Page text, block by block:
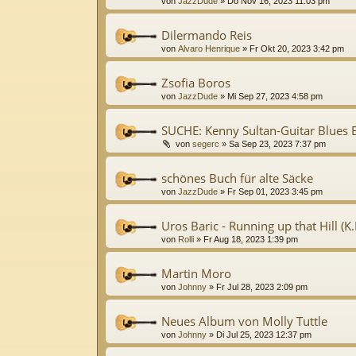
Dilermando Reis
von Alvaro Henrique » Fr Okt 20, 2023 3:42 pm
Zsofia Boros
von JazzDude » Mi Sep 27, 2023 4:58 pm
SUCHE: Kenny Sultan-Guitar Blues
vonsegerc »Sa Sep 23, 2023 7:37 pm
schönes Buch für alte Säcke
von JazzDude » Fr Sep 01, 2023 3:45 pm
Uros Baric - Running up that Hill
von Rolli » Fr Aug 18, 2023 1:39 pm
Martin Moro
von Johnny » Fr Jul 28, 2023 2:09 pm
Neues Album von Molly Tuttle
von Johnny » Di Jul 25, 2023 12:37 pm